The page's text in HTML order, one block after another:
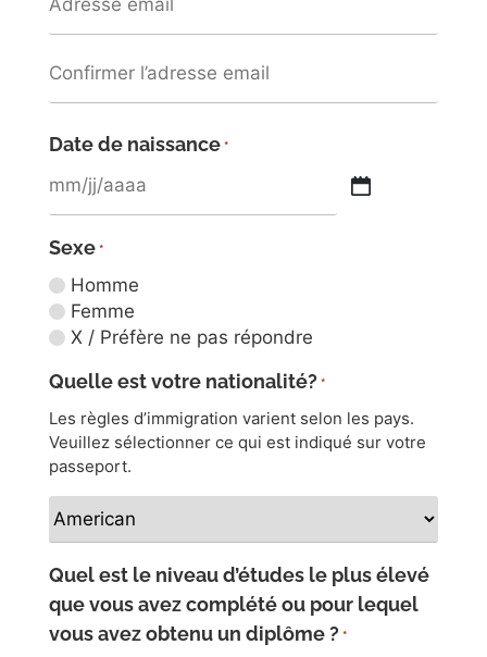
Date de naissance *
Sexe *
Homme
Femme
X / Préfère ne pas répondre
Quelle est votre nationalité? *
Les règles d’immigration varient selon les pays.
Veuillez sélectionner ce qui est indiqué sur votre
passeport.
Quel est le niveau d’études le plus élevé
que vous avez complété ou pour lequel
vous avez obtenu un diplôme ? *